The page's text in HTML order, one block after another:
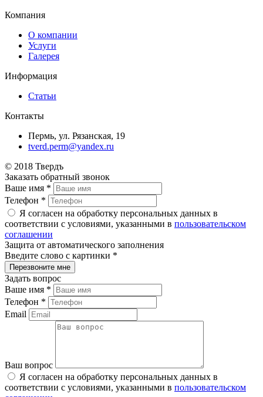
Компания
О компании
Услуги
Галерея
Информация
Статьи
Контакты
Пермь, ул. Рязанская, 19
tverd.perm@yandex.ru
© 2018 Твердъ
Заказать обратный звонок
Ваше имя *
Телефон *
Я согласен на обработку персональных данных в
соответствии с условиями, указанными в пользовательском
соглашении
Защита от автоматического заполнения
Введите слово с картинки *
Задать вопрос
Ваше имя *
Телефон *
Email
Ваш вопрос
Я согласен на обработку персональных данных в
соответствии с условиями, указанными в пользовательском